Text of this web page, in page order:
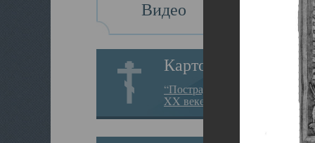
Видео
Картотека
“Пострадавшие за веру в
XX веке на Севере”